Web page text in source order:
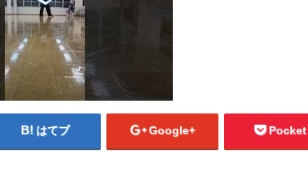
はてブ Google+ Pocket